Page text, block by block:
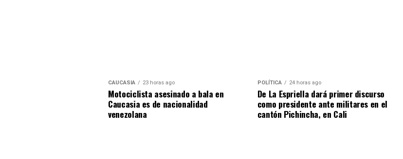
CAUCASIA 23 horas ago
Motociclista asesinado a bala en
Caucasia es de nacionalidad
venezolana
POLÍTICA 24 horas ago
De La Espriella dará primer discurso
como presidente ante militares en el
cantón Pichincha, en Cali